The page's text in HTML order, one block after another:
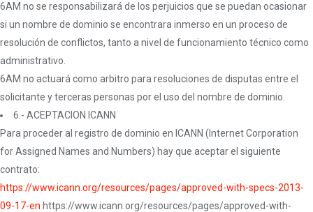
6AM no se responsabilizará de los perjuicios que se puedan ocasionar
si un nombre de dominio se encontrara inmerso en un proceso de
resolución de conflictos, tanto a nivel de funcionamiento técnico como
administrativo.
6AM no actuará como arbitro para resoluciones de disputas entre el
solicitante y terceras personas por el uso del nombre de dominio.
6.- ACEPTACION ICANN
Para proceder al registro de dominio en ICANN (Internet Corporation
for Assigned Names and Numbers) hay que aceptar el siguiente
contrato:
https://www.icann.org/resources/pages/approved-with-specs-2013-
09-17-en https://www.icann.org/resources/pages/approved-with-